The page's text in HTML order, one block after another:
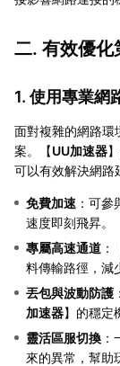
二. 有效優化
1. 使用專業網
面對複雜的網路環
案。【UU加速器
可以有效解決網路
免費加速 ：可
速度即刻飛昇。
專屬高速通道 ：
料傳輸路徑，減
丟包與波動防護
加速器】的穩定
靈活區服切換
來的異常，幫助